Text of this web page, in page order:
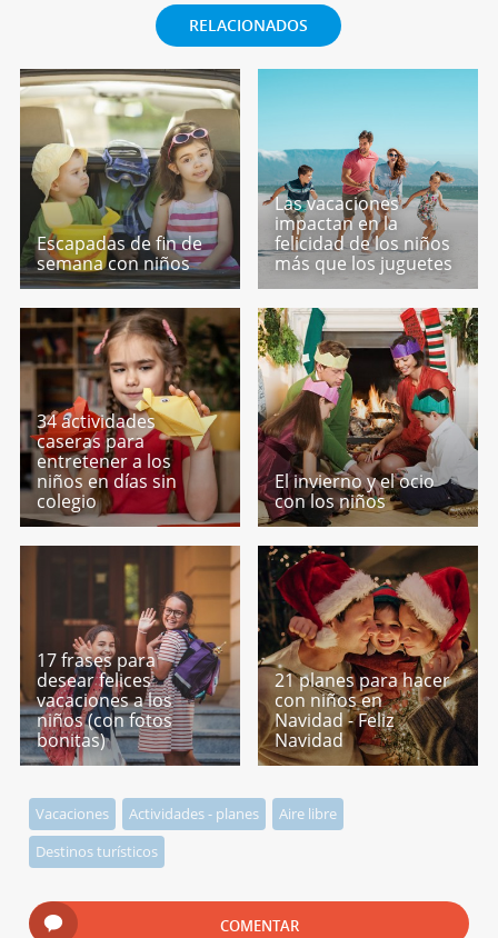
RELACIONADOS
Escapadas de fin de
semana con niños
Las vacaciones
impactan en la
felicidad de los niños
más que los juguetes
34 actividades
caseras para
entretener a los
niños en días sin
colegio
El invierno y el ocio
con los niños
17 frases para
desear felices
vacaciones a los
niños (con fotos
bonitas)
21 planes para hacer
con niños en
Navidad - Feliz
Navidad
Vacaciones Actividades - planes
Aire libre
Destinos turísticos
COMENTAR